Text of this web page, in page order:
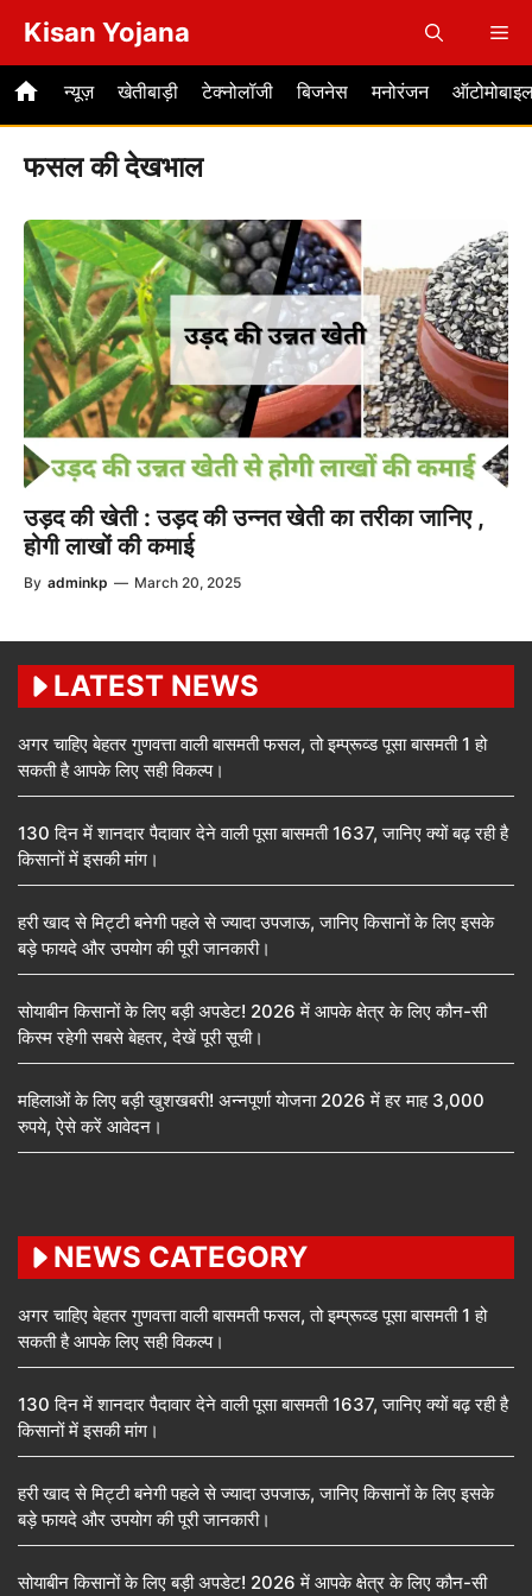
content
Kisan Yojana
न्यूज़ खेतीबाड़ी टेक्नोलॉजी बिजनेस मनोरंजन
फसल की देखभाल
उड़द की खेती : उड़द की उन्नत खेती का तरीका जानिए ,
होगी लाखों की कमाई
By adminkp — March 20, 2025
LATEST NEWS
अगर चाहिए बेहतर गुणवत्ता वाली बासमती फसल, तो इम्प्रूव्ड पूसा बासमती 1 हो
सकती है आपके लिए सही विकल्प।
130 दिन में शानदार पैदावार देने वाली पूसा बासमती 1637, जानिए क्यों बढ़ रही है
किसानों में इसकी मांग।
हरी खाद से मिट्टी बनेगी पहले से ज्यादा उपजाऊ, जानिए किसानों के लिए इसके
बड़े फायदे और उपयोग की पूरी जानकारी।
सोयाबीन किसानों के लिए बड़ी अपडेट! 2026 में आपके क्षेत्र के लिए कौन-सी
किस्म रहेगी सबसे बेहतर, देखें पूरी सूची।
महिलाओं के लिए बड़ी खुशखबरी! अन्नपूर्णा योजना 2026 में हर माह 3,000
रुपये, ऐसे करें आवेदन।
NEWS CATEGORY
अगर चाहिए बेहतर गुणवत्ता वाली बासमती फसल, तो इम्प्रूव्ड पूसा बासमती 1 हो
सकती है आपके लिए सही विकल्प।
130 दिन में शानदार पैदावार देने वाली पूसा बासमती 1637, जानिए क्यों बढ़ रही है
किसानों में इसकी मांग।
हरी खाद से मिट्टी बनेगी पहले से ज्यादा उपजाऊ, जानिए किसानों के लिए इसके
बड़े फायदे और उपयोग की पूरी जानकारी।
सोयाबीन किसानों के लिए बड़ी अपडेट! 2026 में आपके क्षेत्र के लिए कौन-सी